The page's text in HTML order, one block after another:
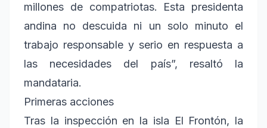
millones de compatriotas. Esta presidenta
andina no descuida ni un solo minuto el
trabajo responsable y serio en respuesta a
las necesidades del país”, resaltó la
mandataria.
Primeras acciones
Tras la inspección en la isla El Frontón, la